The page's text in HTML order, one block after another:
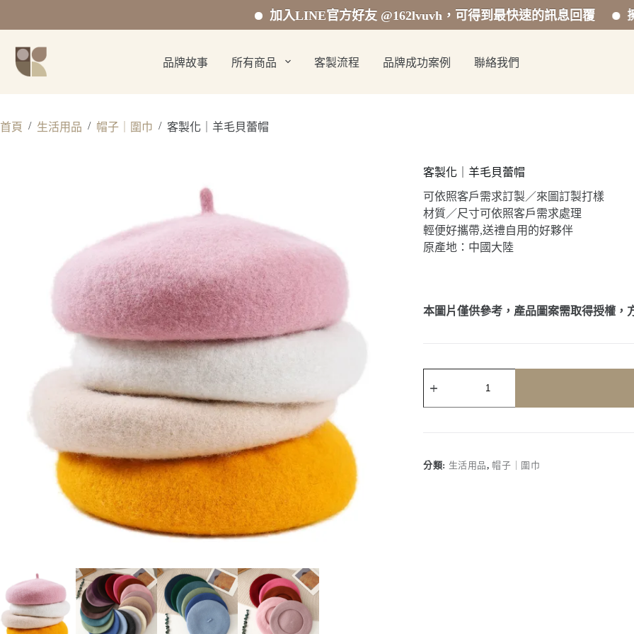
加入LINE官方好友 @162lvuvh，可得到最快速的訊息回覆 擁有專業
容
品牌故事 所有商品 客製流程 品牌成功案例 聯絡我們
首頁 / 生活用品 / 帽子｜圍巾 / 客製化｜羊毛貝蕾帽
客製化｜羊毛貝蕾帽
可依照客戶需求訂製／來圖訂製打樣
材質／尺寸可依照客戶需求處理
輕便好攜帶,送禮自用的好夥伴
原產地：中國大陸
本圖片僅供參考，產品圖案需取得授權，
製
化
貝
分類: 生活用品, 帽子｜圍巾